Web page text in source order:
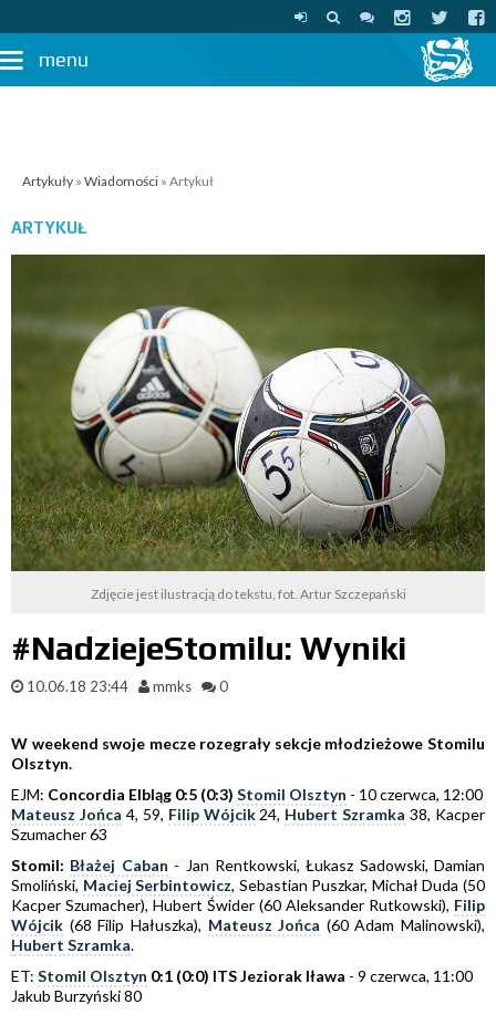
menu
Artykuły » Wiadomości » Artykuł
ARTYKUŁ
Zdjęcie jest ilustracją do tekstu, fot. Artur Szczepański
#NadziejeStomilu: Wyniki
10.06.18 23:44 mmks 0
W weekend swoje mecze rozegrały sekcje młodzieżowe Stomilu
Olsztyn.
EJM: Concordia Elbląg 0:5 (0:3) Stomil Olsztyn - 10 czerwca, 12:00
Mateusz Jońca 4, 59, Filip Wójcik24, Hubert Szramka 38, Kacper
Szumacher 63
Stomil: Błażej Caban - Jan Rentkowski, Łukasz Sadowski, Damian
Smoliński, Maciej Serbintowicz, Sebastian Puszkar, Michał Duda (50
Kacper Szumacher), Hubert Świder (60 Aleksander Rutkowski), Filip
Wójcik (68 Filip Hałuszka), Mateusz Jońca (60 Adam Malinowski),
Hubert Szramka.
ET: Stomil Olsztyn 0:1 (0:0) ITS Jeziorak Iława - 9 czerwca, 11:00
Jakub Burzyński 80